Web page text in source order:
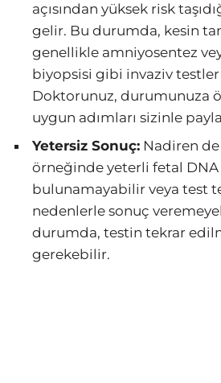
açısından yüksek risk
gelir. Bu durumda, kesin
genellikle amniyosentez
biyopsisi gibi invaziv
Doktorunuz, durumunuza
uygun adımları sizinle
Yetersiz Sonuç: Nadiren
örneğinde yeterli fetal DNA
bulunamayabilir veya test
nedenlerle sonuç
durumda, testin tekrar
gerekebilir.